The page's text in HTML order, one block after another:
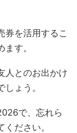
券を活用するこ
す。
人とのお出かけ
ょう。
で、忘れら
ださい。